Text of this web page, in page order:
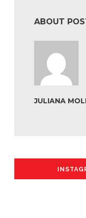
ABOUT
JULIANA